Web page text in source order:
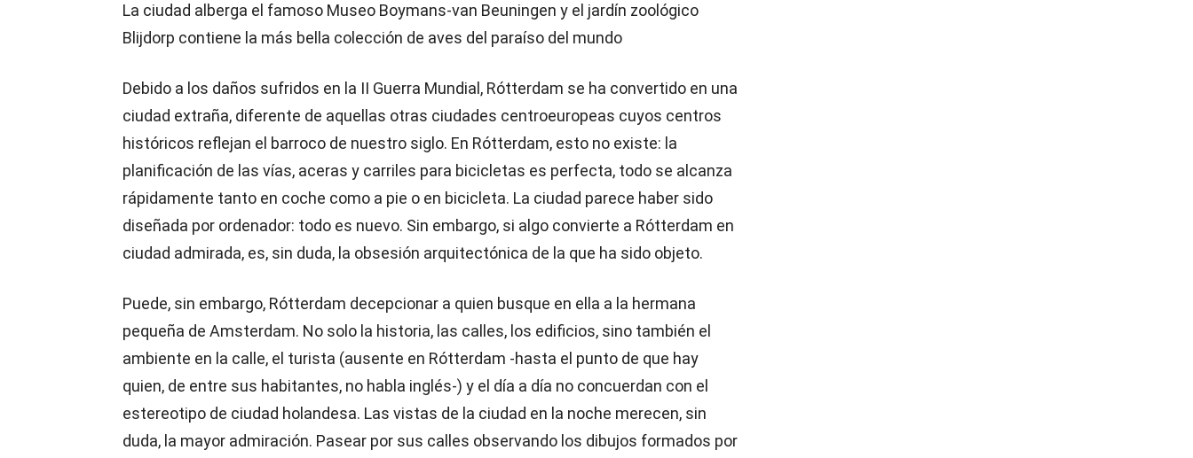
La ciudad alberga el famoso Museo Boymans-van Beuningen y el jardín zoológico
Blijdorp contiene la más bella colección de aves del paraíso del mundo
Debido a los daños sufridos en la II Guerra Mundial, Rótterdam se ha convertido en una
ciudad extraña, diferente de aquellas otras ciudades centroeuropeas cuyos centros
históricos reflejan el barroco de nuestro siglo. En Rótterdam, esto no existe: la
planificación de las vías, aceras y carriles para bicicletas es perfecta, todo se alcanza
rápidamente tanto en coche como a pie o en bicicleta. La ciudad parece haber sido
diseñada por ordenador: todo es nuevo. Sin embargo, si algo convierte a Rótterdam en
ciudad admirada, es, sin duda, la obsesión arquitectónica de la que ha sido objeto.
Puede, sin embargo, Rótterdam decepcionar a quien busque en ella a la hermana
pequeña de Amsterdam. No solo la historia, las calles, los edificios, sino también el
ambiente en la calle, el turista (ausente en Rótterdam -hasta el punto de que hay
quien, de entre sus habitantes, no habla inglés-) y el día a día no concuerdan con el
estereotipo de ciudad holandesa. Las vistas de la ciudad en la noche merecen, sin
duda, la mayor admiración. Pasear por sus calles observando los dibujos formados por